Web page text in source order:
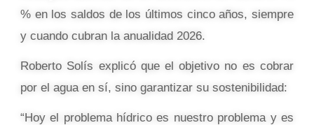
% en los saldos de los últimos cinco años, siempre
y cuando cubran la anualidad 2026.
Roberto Solís explicó que el objetivo no es cobrar
por el agua en sí, sino garantizar su sostenibilidad:
“Hoy el problema hídrico es nuestro problema y es